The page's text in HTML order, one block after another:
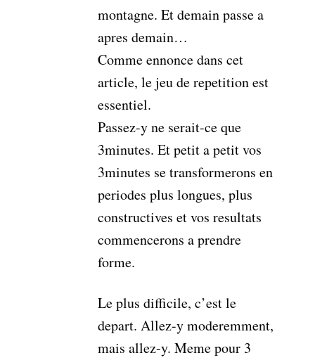
montagne. Et demain passe a
apres demain…
Comme ennonce dans cet
article, le jeu de repetition est
essentiel.
Passez-y ne serait-ce que
3minutes. Et petit a petit vos
3minutes se transformerons en
periodes plus longues, plus
constructives et vos resultats
commencerons a prendre
forme.
Le plus difficile, c’est le
depart. Allez-y moderemment,
mais allez-y. Meme pour 3